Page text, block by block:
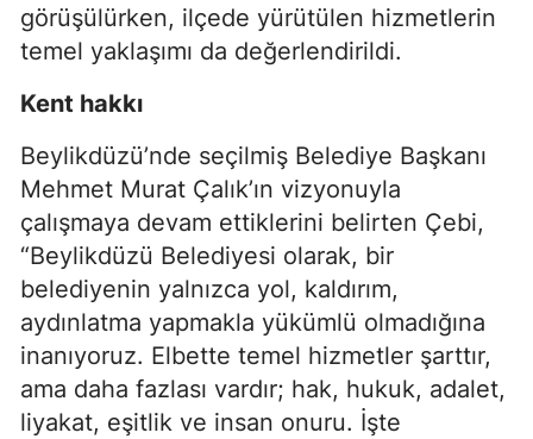
görüşülürken, ilçede yürütülen hizmetlerin
temel yaklaşımı da değerlendirildi.
Kent hakkı
Beylikdüzü’nde seçilmiş Belediye Başkanı
Mehmet Murat Çalık’ın vizyonuyla
çalışmaya devam ettiklerini belirten Çebi,
“Beylikdüzü Belediyesi olarak, bir
belediyenin yalnızca yol, kaldırım,
aydınlatma yapmakla yükümlü olmadığına
inanıyoruz. Elbette temel hizmetler şarttır,
ama daha fazlası vardır; hak, hukuk, adalet,
liyakat, eşitlik ve insan onuru. İşte